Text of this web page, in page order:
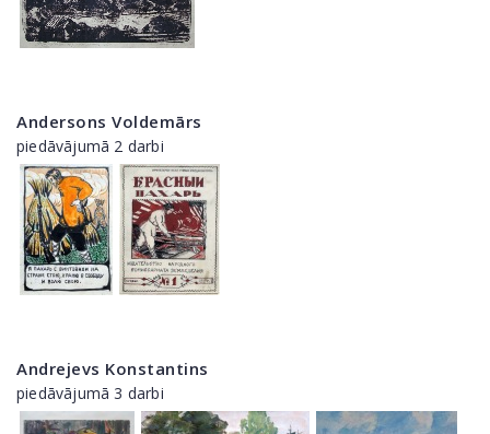
Andersons Voldemārs
piedāvājumā 2 darbi
Andrejevs Konstantins
piedāvājumā 3 darbi